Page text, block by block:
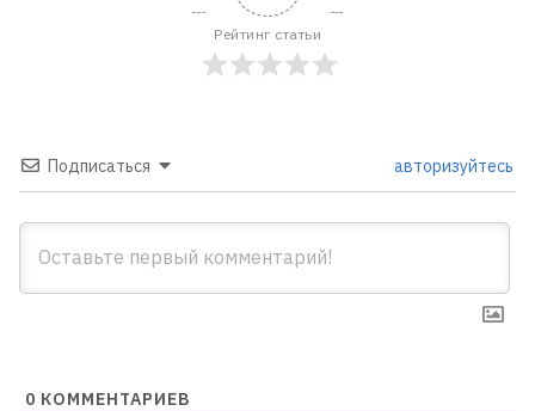
Рейтинг статьи
Подписаться авторизуйтесь
0 КОММЕНТАРИЕВ